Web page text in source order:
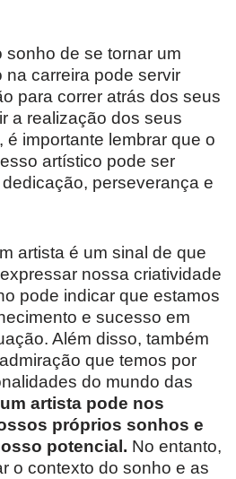
sonho de se tornar um
na carreira pode servir
para correr atrás dos seus
a realização dos seus
é importante lembrar que o
artístico pode ser
perseverança e
artista é um sinal de que
nossa criatividade
pode indicar que estamos
e sucesso em
Além disso, também
que temos por
do mundo das
artista pode nos
próprios sonhos e
potencial. No entanto,
o contexto do sonho e as